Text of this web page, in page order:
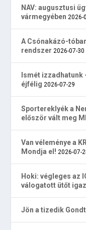
NAV: augusztusi
vármegyében 2026-
A Csónakázó-
rendszer 2026-07-30
Ismét
éjfélig 2026-07-29
Sportereklyék a
először vált meg
Van véleménye a
Mondja el! 2026-07-
Hoki: végleges az
válogatott ütőt
Jön a tizedik